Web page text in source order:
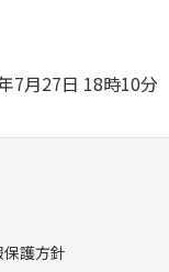
7月27日 18時10分
保護方針